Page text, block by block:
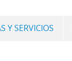
Y SERVICIOS